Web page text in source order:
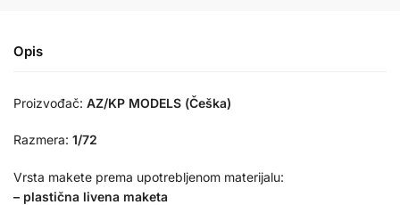
Opis
Proizvođač: AZ/KP MODELS (Češka)
Razmera: 1/72
Vrsta makete prema upotrebljenom materijalu:
– plastična livena maketa